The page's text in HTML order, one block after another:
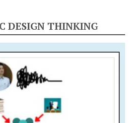
DESIGN THINKING